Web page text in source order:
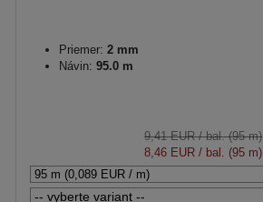
Priemer: 2 mm
Návin: 95.0 m
9,41 EUR/ bal. (95 m)
8,46 EUR / bal. (95 m)